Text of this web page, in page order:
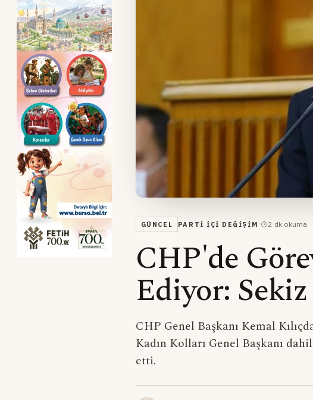
GÜNCEL PARTI İÇI DEĞIŞIM · 2 dk okuma
CHP'de
Ediyor:
CHP Genel Başkanı Kemal
Kadın Kolları Genel Başkanı
etti.